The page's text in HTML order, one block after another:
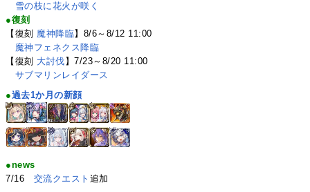
雪の枝に花火が咲く
●復刻
【復刻 魔神降臨】8/6～8/12 11:00
魔神フェネクス降臨
【復刻 大討伐 】7/23～8/20 11:00
サブマリンレイダース
●過去1か月の新顔
●news
7/16 交流クエスト 追加